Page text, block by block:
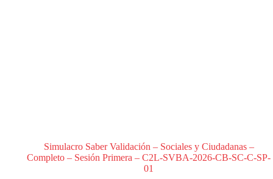
Simulacro Saber Validación – Sociales y Ciudadanas –
Completo – Sesión Primera – C2L-SVBA-2026-CB-SC-C-SP-
01